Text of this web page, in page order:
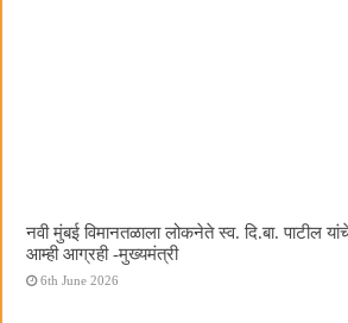
नवी मुंबई विमानतळाला लोकनेते स्व. दि.बा. पाटील
आम्ही आग्रही -मुख्यमंत्री
6th June 2026